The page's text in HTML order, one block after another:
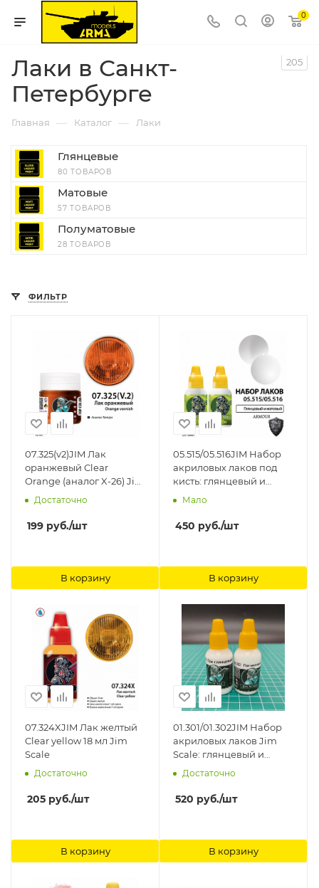
0
Лаки в Санкт-
Петербурге
205
Главная — Каталог — Лаки
Глянцевые
80 ТОВАРОВ
Матовые
57 ТОВАРОВ
Полуматовые
28 ТОВАРОВ
ФИЛЬТР
07.325(v2)JIM Лак
оранжевый Clear
Orange (аналог X-26) Jim
Scale
Достаточно
199 руб./шт
В корзину
05.515/05.516JIM Набор
акриловых лаков под
кисть: глянцевый и
матовый Jim Scale
Мало
450 руб./шт
В корзину
07.324XJIM Лак желтый
Clear yellow 18 мл Jim
Scale
Достаточно
205 руб./шт
В корзину
01.301/01.302JIM Набор
акриловых лаков Jim
Scale: глянцевый и
матовый, 2 шт по 18мл
Jim Scale
Достаточно
520 руб./шт
В корзину